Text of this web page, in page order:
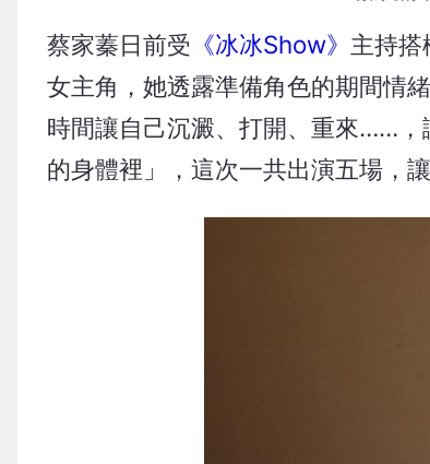
蔡家蓁日前受 《冰冰Show》 主持搭
女主角，她透露準備角色的期間情
時間讓自己沉澱、打開、重來……，
的身體裡」，這次一共出演五場，